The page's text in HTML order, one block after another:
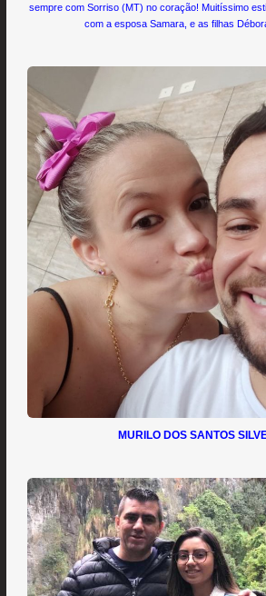
sempre com Sorriso (MT) no coração! Muitíssimo
com a esposa Samara, e as filhas
MURILO DOS SANTOS